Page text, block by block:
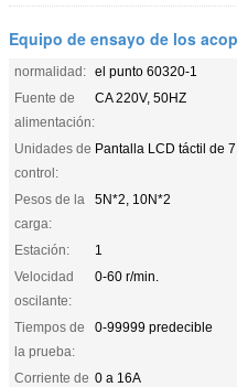
Equipo de ensayo de los
normalidad: el punto 60320-1
Fuente de
alimentación:
CA 220V, 50HZ
Unidades de
control:
Pantalla LCD táctil de
Pesos de la
carga:
5N*2, 10N*2
Estación:
1
Velocidad
oscilante:
0-60 r/min.
Tiempos de
la prueba:
0-99999 predecible
Corriente de 0 a 16A